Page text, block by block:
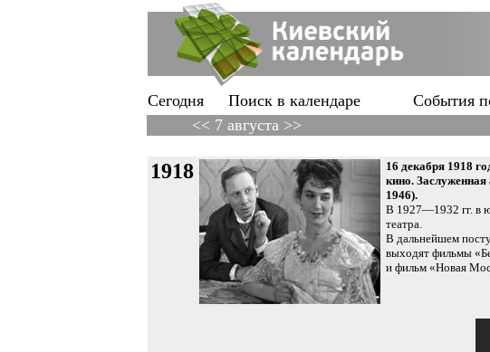
Сегодня Поиск в календаре События
<< 7 августа >>
1918
16 декабря 1918
кино.
1946).
В 1927—1932 гг. в
театра.
В дальнейшем
выходят фильмы
и фильм «Новая